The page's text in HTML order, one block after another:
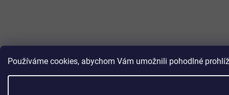
Používáme cookies, abychom Vám umožnili pohodlné